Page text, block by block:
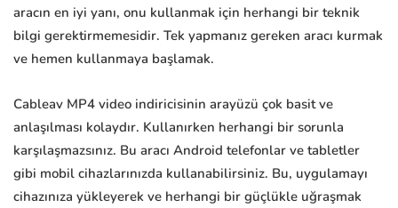
aracın en iyi yanı, onu kullanmak için herhangi bir teknik
bilgi gerektirmemesidir. Tek yapmanız gereken aracı kurmak
ve hemen kullanmaya başlamak.
Cableav MP4 video indiricisinin arayüzü çok basit ve
anlaşılması kolaydır. Kullanırken herhangi bir sorunla
karşılaşmazsınız. Bu aracı Android telefonlar ve tabletler
gibi mobil cihazlarınızda kullanabilirsiniz. Bu, uygulamayı
cihazınıza yükleyerek ve herhangi bir güçlükle uğraşmak